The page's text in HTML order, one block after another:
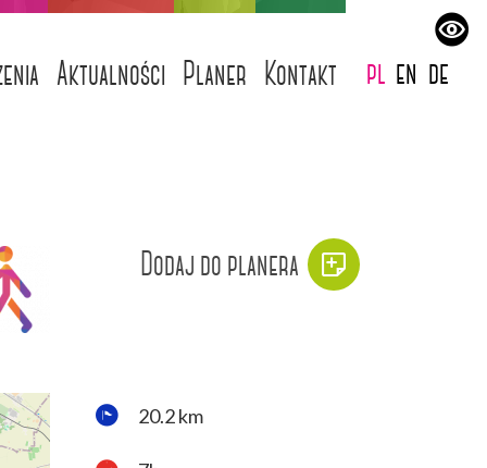
Aktualności Planer Kontakt pl en de
Dodaj do planera
20.2 km